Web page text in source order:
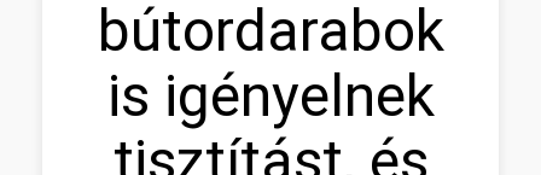
bútordarabok
is igényelnek
tisztítást, és